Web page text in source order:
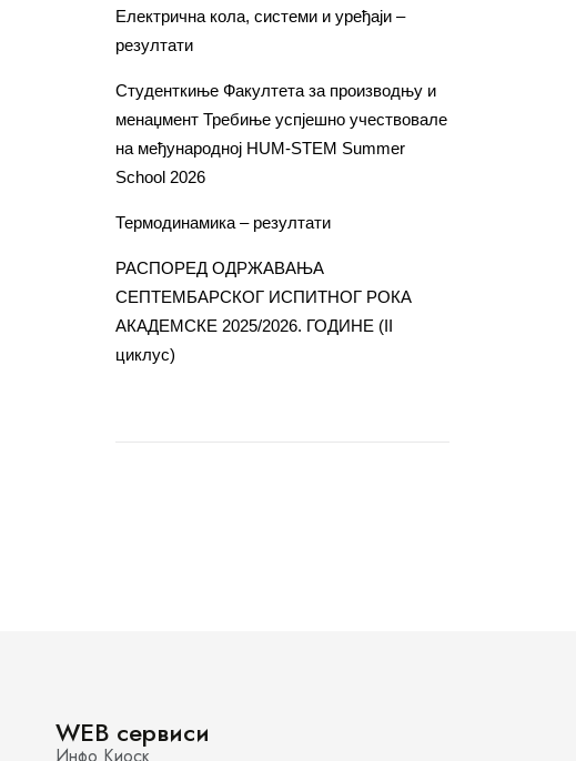
Електрична кола, системи и уређаји –
резултати
Студенткиње Факултета за производњу и
менаџмент Требиње успјешно учествовале
на међународној HUM-STEM Summer
School 2026
Термодинамика – резултати
РАСПОРЕД ОДРЖАВАЊА
СЕПТЕМБАРСКОГ ИСПИТНОГ РОКА
АКАДЕМСКЕ 2025/2026. ГОДИНЕ (II
циклус)
WEB сервиси